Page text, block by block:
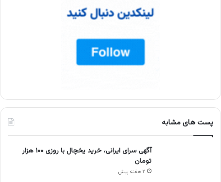
پست های مشابه
آگهی سرای ایرانی، خرید یخچال با روزی ۱۰۰ هزار
تومان
۲ هفته پیش